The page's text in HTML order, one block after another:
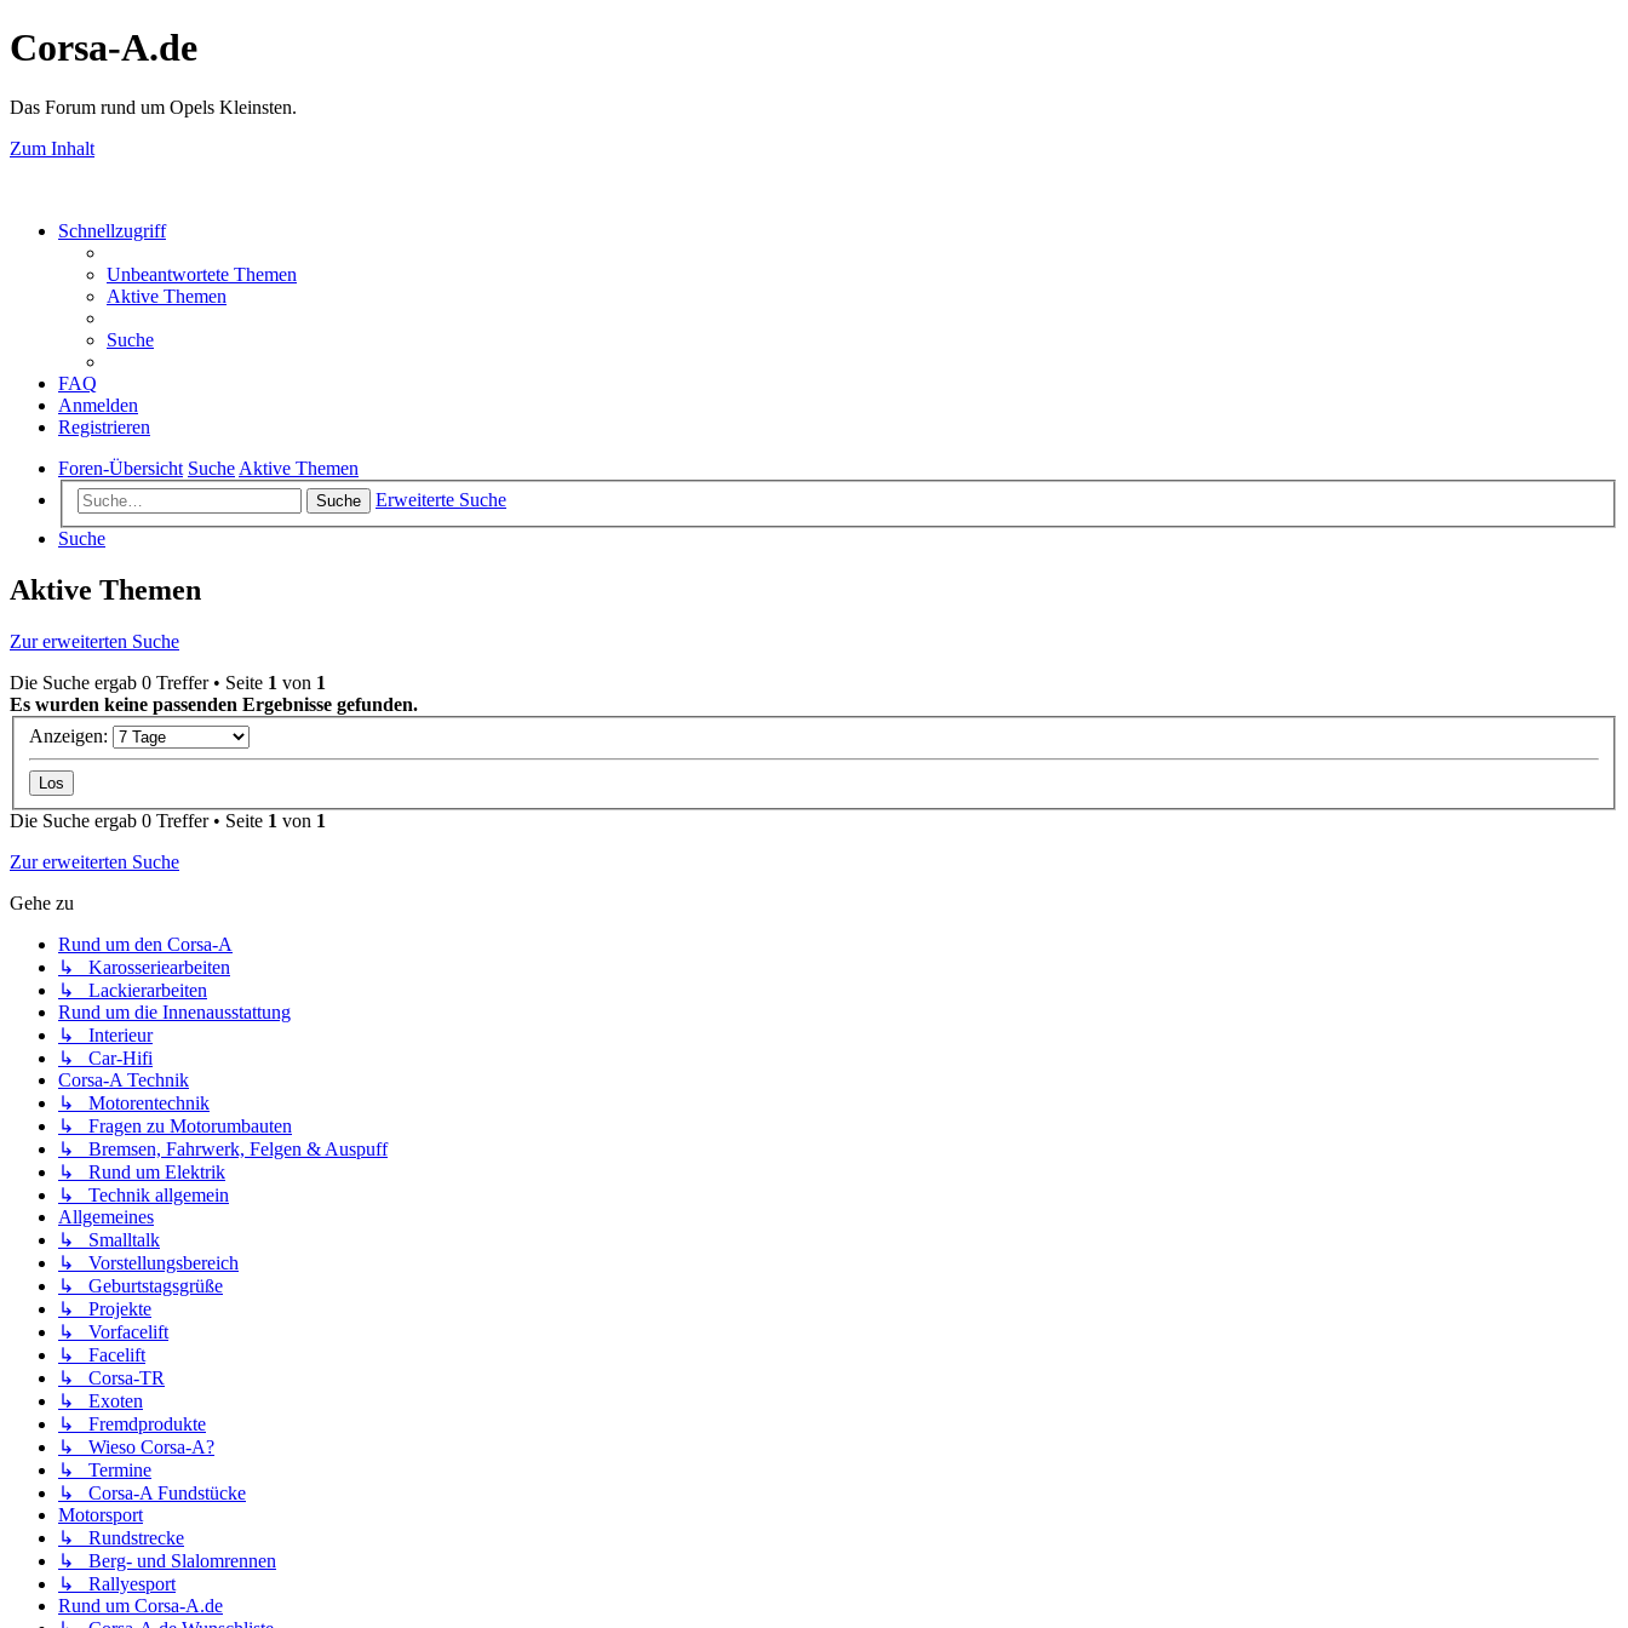
Corsa-A.de
Das Forum rund um Opels Kleinsten.
Zum Inhalt
Schnellzugriff
Unbeantwortete Themen
Aktive Themen
Suche
FAQ
Anmelden
Registrieren
Foren-Übersicht Suche Aktive Themen
Suche
Erweiterte Suche
Suche
Aktive Themen
Zur erweiterten Suche
Die Suche ergab 0 Treffer • Seite 1 von 1
Es wurden keine passenden Ergebnisse gefunden.
Anzeigen:
Die Suche ergab 0 Treffer • Seite 1 von 1
Zur erweiterten Suche
Gehe zu
Rund um den Corsa-A
↳ Karosseriearbeiten
↳ Lackierarbeiten
Rund um die Innenausstattung
↳ Interieur
↳ Car-Hifi
Corsa-A Technik
↳ Motorentechnik
↳ Fragen zu Motorumbauten
↳ Bremsen, Fahrwerk, Felgen & Auspuff
↳ Rund um Elektrik
↳ Technik allgemein
Allgemeines
↳ Smalltalk
↳ Vorstellungsbereich
↳ Geburtstagsgrüße
↳ Projekte
↳ Vorfacelift
↳ Facelift
↳ Corsa-TR
↳ Exoten
↳ Fremdprodukte
↳ Wieso Corsa-A?
↳ Termine
↳ Corsa-A Fundstücke
Motorsport
↳ Rundstrecke
↳ Berg- und Slalomrennen
↳ Rallyesport
Rund um Corsa-A.de